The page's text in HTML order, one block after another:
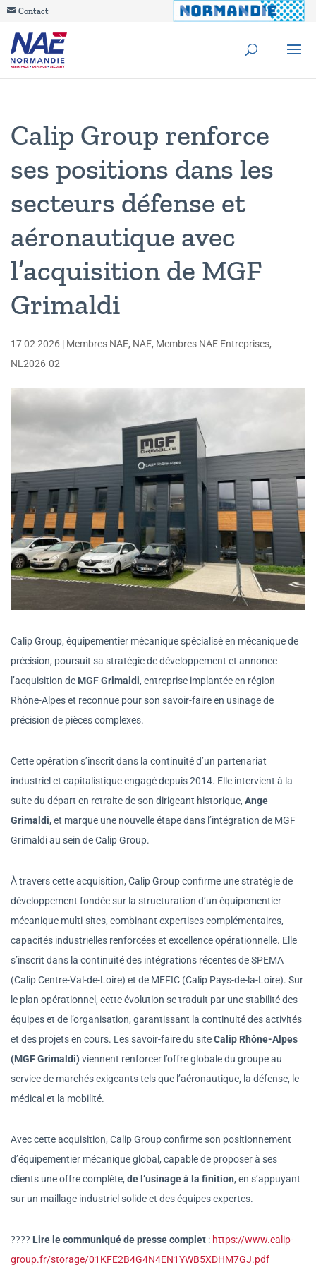
Contact
Calip Group renforce
ses positions dans les
secteurs défense et
aéronautique avec
l’acquisition de MGF
Grimaldi
17 02 2026 | Membres NAE, NAE, Membres NAE Entreprises,
NL2026-02
Calip Group, équipementier mécanique spécialisé en mécanique de
précision, poursuit sa stratégie de développement et annonce
l’acquisition de MGF Grimaldi, entreprise implantée en région
Rhône-Alpes et reconnue pour son savoir-faire en usinage de
précision de pièces complexes.
Cette opération s’inscrit dans la continuité d’un partenariat
industriel et capitalistique engagé depuis 2014. Elle intervient à la
suite du départ en retraite de son dirigeant historique, Ange
Grimaldi, et marque une nouvelle étape dans l’intégration de MGF
Grimaldi au sein de Calip Group.
À travers cette acquisition, Calip Group confirme une stratégie de
développement fondée sur la structuration d’un équipementier
mécanique multi-sites, combinant expertises complémentaires,
capacités industrielles renforcées et excellence opérationnelle. Elle
s’inscrit dans la continuité des intégrations récentes de SPEMA
(Calip Centre-Val-de-Loire) et de MEFIC (Calip Pays-de-la-Loire). Sur
le plan opérationnel, cette évolution se traduit par une stabilité des
équipes et de l’organisation, garantissant la continuité des activités
et des projets en cours. Les savoir-faire du siteCalip Rhône-Alpes
(MGF Grimaldi)viennent renforcer l’offre globale du groupe au
service de marchés exigeants tels que l’aéronautique, la défense, le
médical et la mobilité.
Avec cette acquisition, Calip Group confirme son positionnement
d’équipementier mécanique global, capable de proposer à ses
clients une offre complète, de l’usinage à la finition, en s’appuyant
sur un maillage industriel solide et des équipes expertes.
???? Lire le communiqué de presse complet : https://www.calip-
group.fr/storage/01KFE2B4G4N4EN1YWB5XDHM7GJ.pdf